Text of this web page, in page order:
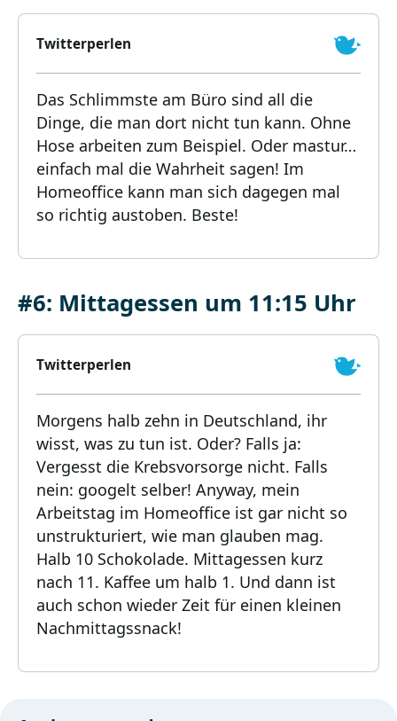
Twitterperlen
Das Schlimmste am Büro sind all die
Dinge, die man dort nicht tun kann. Ohne
Hose arbeiten zum Beispiel. Oder mastur…
einfach mal die Wahrheit sagen! Im
Homeoffice kann man sich dagegen mal
so richtig austoben. Beste!
#6: Mittagessen um 11:15 Uhr
Twitterperlen
Morgens halb zehn in Deutschland, ihr
wisst, was zu tun ist. Oder? Falls ja:
Vergesst die Krebsvorsorge nicht. Falls
nein: googelt selber! Anyway, mein
Arbeitstag im Homeoffice ist gar nicht so
unstrukturiert, wie man glauben mag.
Halb 10 Schokolade. Mittagessen kurz
nach 11. Kaffee um halb 1. Und dann ist
auch schon wieder Zeit für einen kleinen
Nachmittagssnack!